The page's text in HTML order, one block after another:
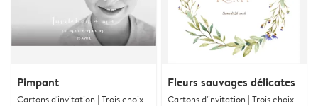
Pimpant
Cartons d'invitation | Trois choix
Fleurs sauvages délicates
Cartons d'invitation | Trois choix